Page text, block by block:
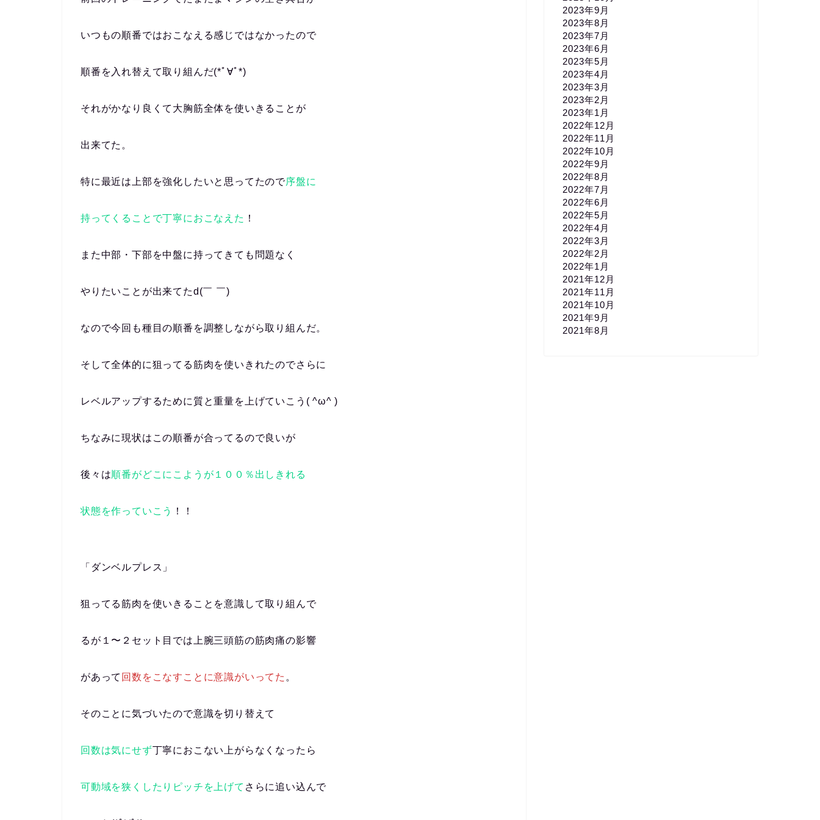
いつもの順番ではおこなえる感じではなかったので
順番を入れ替えて取り組んだ(*ﾟ∀ﾟ*)
それがかなり良くて大胸筋全体を使いきることが
出来てた。
特に最近は上部を強化したいと思ってたので序盤に
持ってくることで丁寧におこなえた ！
また中部・下部を中盤に持ってきても問題なく
やりたいことが出来てたd(￣ ￣)
なので今回も種目の順番を調整しながら取り組んだ。
そして全体的に狙ってる筋肉を使いきれたのでさらに
レベルアップするために質と重量を上げていこう( ^ω^ )
ちなみに現状はこの順番が合ってるので良いが
後々は順番がどこにこようが１００％出しきれる
状態を作っていこう ！！
「ダンベルプレス」
狙ってる筋肉を使いきることを意識して取り組んで
るが１〜２セット目では上腕三頭筋の筋肉痛の影響
があって 回数をこなすことに意識がいってた 。
そのことに気づいたので意識を切り替えて
回数は気にせず丁寧におこない上がらなくなったら
可動域を狭くしたりピッチを上げて さらに追い込んで
2023年9月
2023年8月
2023年7月
2023年6月
2023年5月
2023年4月
2023年3月
2023年2月
2023年1月
2022年12月
2022年11月
2022年10月
2022年9月
2022年8月
2022年7月
2022年6月
2022年5月
2022年4月
2022年3月
2022年2月
2022年1月
2021年12月
2021年11月
2021年10月
2021年9月
2021年8月